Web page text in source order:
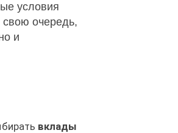
условия
очередь,
и
вклады